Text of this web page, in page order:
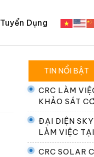
Tuyển Dụng
TIN NỔI BẬT
CRC LÀM
KHẢO SÁT
ÁN ĐIỆN
TRỜI
ĐẠI DIỆN
LÀM VIỆC
SOLAR CELL
CRC SOLAR